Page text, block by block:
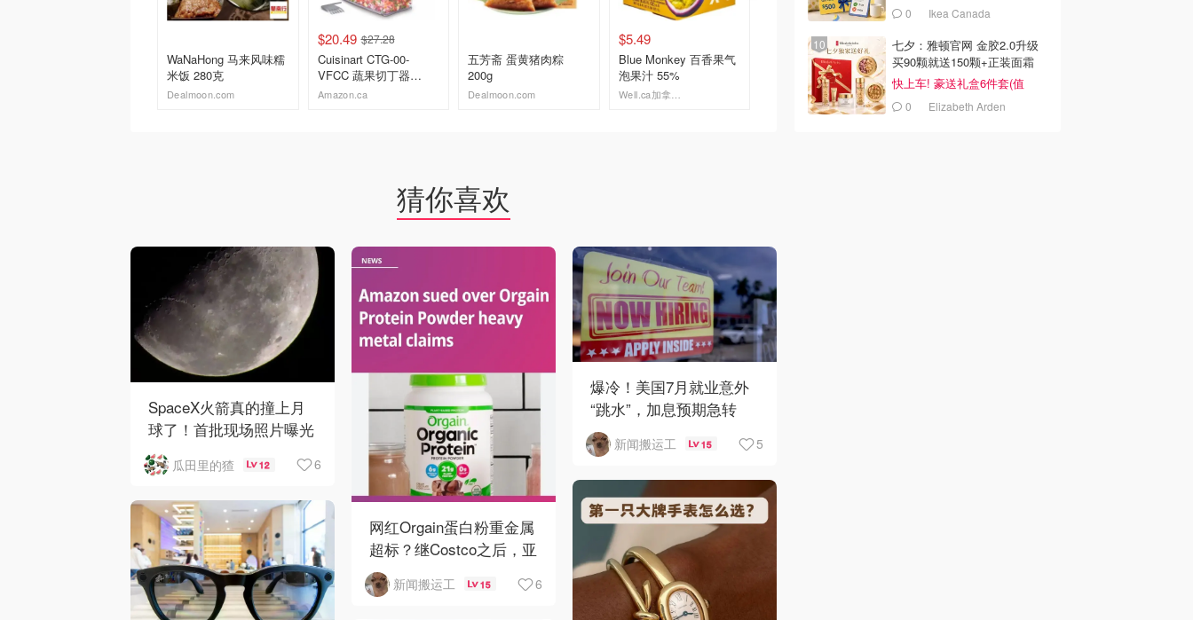
WaNaHong 马来风味糯
米饭 280克
Dealmoon.com
$20.49 $27.28
Cuisinart CTG-00-
VFCC 蔬果切丁器
950ml
Amazon.ca
五芳斋 蛋黄猪肉粽
200g
Dealmoon.com
$5.49
Blue Monkey 百香果气
泡果汁 55%
iHerb California Gold
Nutrition 冻干蓝莓 28g
iHerb CA (CA)
去购买
Dong-A 去皮绿豆 400g
Dealmoon.com
去购买
猜你喜欢
SpaceX火箭真的撞上月
球了！首批现场照片曝光
瓜田里的猹 12 6
网红Orgain蛋白粉重金属
超标？继Costco之后，亚
马逊也被告了！
新闻搬运工 15 6
爆冷！美国7月就业意外
“跳水”，加息预期急转
弯！
新闻搬运工 15 5
0 Ikea Canada
七夕：雅顿官网 金胶2.0升级
买90颗就送150颗+正装面霜
+眼霜
快上车! 豪送礼盒6件套(值
$596)
0 Elizabeth Arden